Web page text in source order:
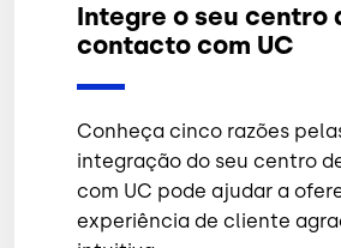
Integre o seu centro
contacto com UC
Conheça cinco razões
integração do seu centro
com UC pode ajudar a
experiência de cliente